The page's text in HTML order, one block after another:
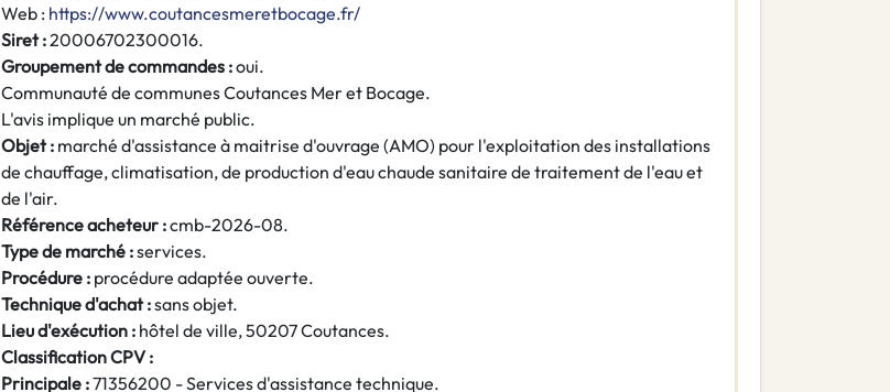
Web : https://www.coutancesmeretbocage.fr/
Siret :20006702300016.
Groupement de commandes :oui.
Communauté de communes Coutances Mer et Bocage.
L'avis implique un marché public.
Objet : marché d'assistance à maitrise d'ouvrage (AMO) pour l'exploitation des installations
de chauffage, climatisation, de production d'eau chaude sanitaire de traitement de l'eau et
de l'air.
Référence acheteur :cmb-2026-08.
Type de marché :services.
Procédure : procédure adaptée ouverte.
Technique d'achat :sans objet.
Lieu d'exécution : hôtel de ville, 50207 Coutances.
Classification CPV :
Principale :71356200 - Services d'assistance technique.